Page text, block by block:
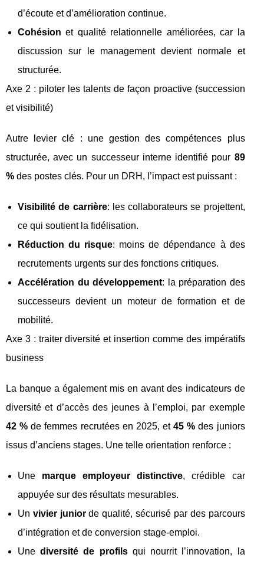
d’écoute et d’amélioration continue.
Cohésion et qualité relationnelle améliorées, car la
discussion sur le management devient normale et
structurée.
Axe 2 : piloter les talents de façon proactive (succession
et visibilité)
Autre levier clé : une gestion des compétences plus
structurée, avec un successeur interne identifié pour 89
% des postes clés. Pour un DRH, l’impact est puissant :
Visibilité de carrière: les collaborateurs se projettent,
ce qui soutient la fidélisation.
Réduction du risque: moins de dépendance à des
recrutements urgents sur des fonctions critiques.
Accélération du développement: la préparation des
successeurs devient un moteur de formation et de
mobilité.
Axe 3 : traiter diversité et insertion comme des impératifs
business
La banque a également mis en avant des indicateurs de
diversité et d’accès des jeunes à l’emploi, par exemple
42 % de femmes recrutées en 2025, et45 % des juniors
issus d’anciens stages. Une telle orientation renforce :
Une marque employeur distinctive, crédible car
appuyée sur des résultats mesurables.
Un vivier juniorde qualité, sécurisé par des parcours
d’intégration et de conversion stage-emploi.
Unediversité de profilsqui nourrit l’innovation, la